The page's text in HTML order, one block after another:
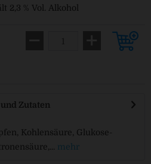
2,3 % Vol. Alkohol
Zutaten
Kohlensäure, Glukose-
mehr